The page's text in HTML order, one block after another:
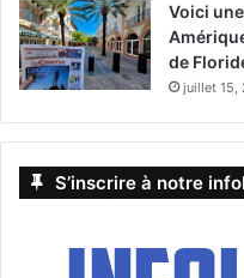
Voici
de
juillet 15,
S’inscrire à notre